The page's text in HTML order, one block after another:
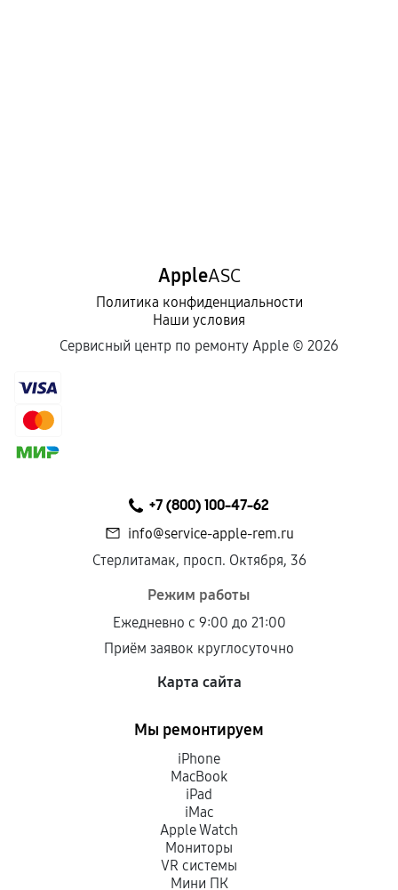
AppleASC
Политика конфиденциальности
Наши условия
Сервисный центр по ремонту Apple © 2026
+7 (800) 100-47-62
info@service-apple-rem.ru
Стерлитамак, просп. Октября, 36
Режим работы
Ежедневно с 9:00 до 21:00
Приём заявок круглосуточно
Карта сайта
Мы ремонтируем
iPhone
MacBook
iPad
iMac
Apple Watch
Мониторы
VR системы
Мини ПК